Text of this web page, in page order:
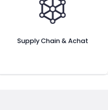
Supply Chain & Achat